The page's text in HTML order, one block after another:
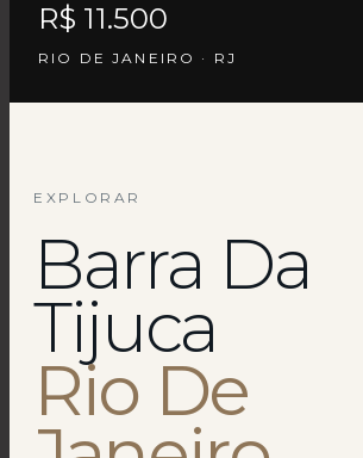
R$ 11.500
RIO DE JANEIRO · RJ
EXPLORAR
Barra Da
Tijuca
Rio De